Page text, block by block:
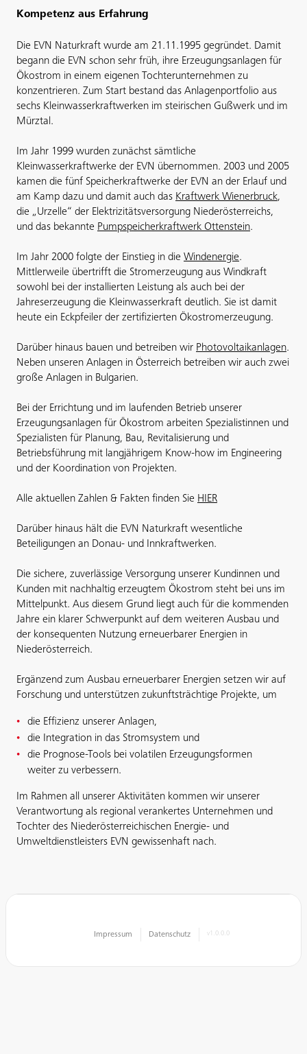
Kompetenz aus Erfahrung
Die EVN Naturkraft wurde am 21.11.1995 gegründet. Damit
begann die EVN schon sehr früh, ihre Erzeugungsanlagen für
Ökostrom in einem eigenen Tochterunternehmen zu
konzentrieren. Zum Start bestand das Anlagenportfolio aus
sechs Kleinwasserkraftwerken im steirischen Gußwerk und im
Mürztal.
Im Jahr 1999 wurden zunächst sämtliche
Kleinwasserkraftwerke der EVN übernommen. 2003 und 2005
kamen die fünf Speicherkraftwerke der EVN an der Erlauf und
am Kamp dazu und damit auch das Kraftwerk Wienerbruck,
die „Urzelle“ der Elektrizitätsversorgung Niederösterreichs,
und das bekannte Pumpspeicherkraftwerk Ottenstein.
Im Jahr 2000 folgte der Einstieg in die Windenergie.
Mittlerweile übertrifft die Stromerzeugung aus Windkraft
sowohl bei der installierten Leistung als auch bei der
Jahreserzeugung die Kleinwasserkraft deutlich. Sie ist damit
heute ein Eckpfeiler der zertifizierten Ökostromerzeugung.
Darüber hinaus bauen und betreiben wir Photovoltaikanlagen.
Neben unseren Anlagen in Österreich betreiben wir auch zwei
große Anlagen in Bulgarien.
Bei der Errichtung und im laufenden Betrieb unserer
Erzeugungsanlagen für Ökostrom arbeiten Spezialistinnen und
Spezialisten für Planung, Bau, Revitalisierung und
Betriebsführung mit langjährigem Know-how im Engineering
und der Koordination von Projekten.
Alle aktuellen Zahlen & Fakten finden Sie HIER
Darüber hinaus hält die EVN Naturkraft wesentliche
Beteiligungen an Donau- und Innkraftwerken.
Die sichere, zuverlässige Versorgung unserer Kundinnen und
Kunden mit nachhaltig erzeugtem Ökostrom steht bei uns im
Mittelpunkt. Aus diesem Grund liegt auch für die kommenden
Jahre ein klarer Schwerpunkt auf dem weiteren Ausbau und
der konsequenten Nutzung erneuerbarer Energien in
Niederösterreich.
Ergänzend zum Ausbau erneuerbarer Energien setzen wir auf
Forschung und unterstützen zukunftsträchtige Projekte, um
die Effizienz unserer Anlagen,
die Integration in das Stromsystem und
die Prognose-Tools bei volatilen Erzeugungsformen
weiter zu verbessern.
Im Rahmen all unserer Aktivitäten kommen wir unserer
Verantwortung als regional verankertes Unternehmen und
Tochter des Niederösterreichischen Energie- und
Umweltdienstleisters EVN gewissenhaft nach.
Impressum Datenschutz v1.0.0.0